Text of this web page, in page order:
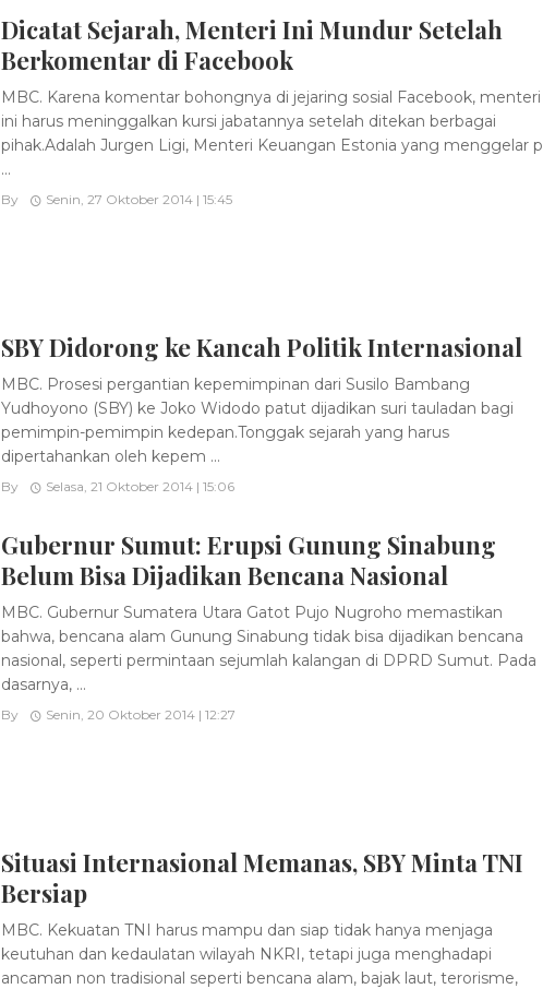
Dicatat Sejarah, Menteri Ini Mundur Setelah
Berkomentar di Facebook
MBC. Karena komentar bohongnya di jejaring sosial Facebook, menteri
ini harus meninggalkan kursi jabatannya setelah ditekan berbagai
pihak.Adalah Jurgen Ligi, Menteri Keuangan Estonia yang menggelar p
...
By Senin, 27 Oktober 2014 | 15:45
SBY Didorong ke Kancah Politik Internasional
MBC. Prosesi pergantian kepemimpinan dari Susilo Bambang
Yudhoyono (SBY) ke Joko Widodo patut dijadikan suri tauladan bagi
pemimpin-pemimpin kedepan.Tonggak sejarah yang harus
dipertahankan oleh kepem ...
By Selasa, 21 Oktober 2014 | 15:06
Gubernur Sumut: Erupsi Gunung Sinabung
Belum Bisa Dijadikan Bencana Nasional
MBC. Gubernur Sumatera Utara Gatot Pujo Nugroho memastikan
bahwa, bencana alam Gunung Sinabung tidak bisa dijadikan bencana
nasional, seperti permintaan sejumlah kalangan di DPRD Sumut. Pada
dasarnya, ...
By Senin, 20 Oktober 2014 | 12:27
Situasi Internasional Memanas, SBY Minta TNI
Bersiap
MBC. Kekuatan TNI harus mampu dan siap tidak hanya menjaga
keutuhan dan kedaulatan wilayah NKRI, tetapi juga menghadapi
ancaman non tradisional seperti bencana alam, bajak laut, terorisme,